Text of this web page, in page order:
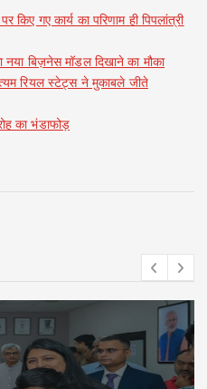
किए गए कार्य का परिणाम ही पिपलांत्री
नया बिज़नेस मॉडल दिखाने का मौका
रियल स्टेट्स ने मुकाबले जीते
का भंडाफोड़